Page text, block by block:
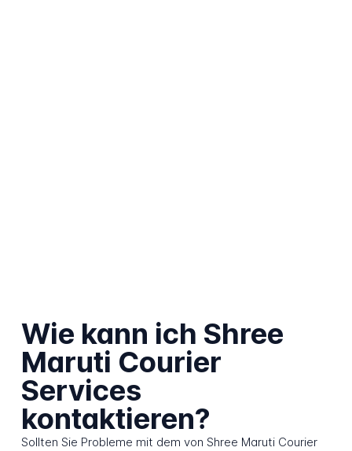
Wie kann ich Shree
Maruti Courier
Services
kontaktieren?
Sollten Sie Probleme mit dem von Shree Maruti Courier